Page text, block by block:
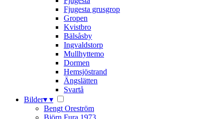
Fjugesta grusgrop
Gropen
Kvistbro
Bälsåsby
Ingvaldstorp
Mullhyttemo
Dormen
Hemsjöstrand
Ängslätten
Svartå
Bilder▾ ▾
Bengt Oreström
Björn Fura 1973